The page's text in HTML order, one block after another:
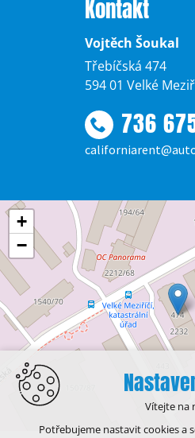
Kontakt
Vojtěch Šoukal
Třebíčská 474
594 01 Velké
736
+
−
Vítejte na
Potřebujeme nastavit cookies a